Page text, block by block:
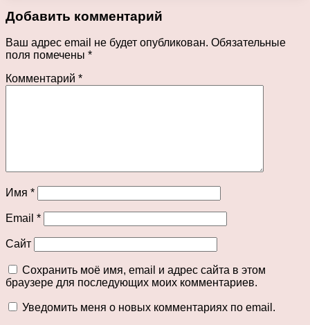
Добавить комментарий
Ваш адрес email не будет опубликован. Обязательные
поля помечены *
Комментарий *
Имя *
Email *
Сайт
Сохранить моё имя, email и адрес сайта в этом
браузере для последующих моих комментариев.
Уведомить меня о новых комментариях по email.